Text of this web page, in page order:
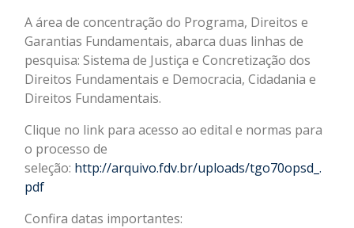
A área de concentração do Programa, Direitos e
Garantias Fundamentais, abarca duas linhas de
pesquisa: Sistema de Justiça e Concretização dos
Direitos Fundamentais e Democracia, Cidadania e
Direitos Fundamentais.
Clique no link para acesso ao edital e normas para
o processo de
seleção: http://arquivo.fdv.br/uploads/tgo70opsd_.
pdf
Confira datas importantes: